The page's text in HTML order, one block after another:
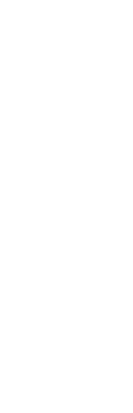
im
Beispiel im
dürfen Sie nur
Als Bewachung
Leben oder
vor Eingriffen
, Kraftfahrzeug-
und
und
sowie von
anderen Anlagen
um aktive